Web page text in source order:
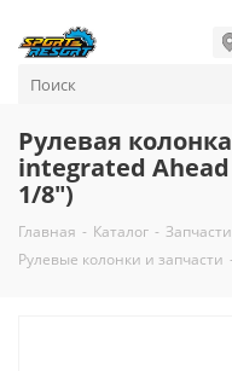
Рулевая
integrated Ahead
1/8")
Главная - Каталог - Запчасти
Рулевые колонки и запчасти -